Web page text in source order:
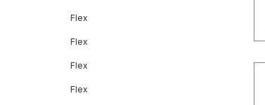
Flex
Flex
Flex
Flex